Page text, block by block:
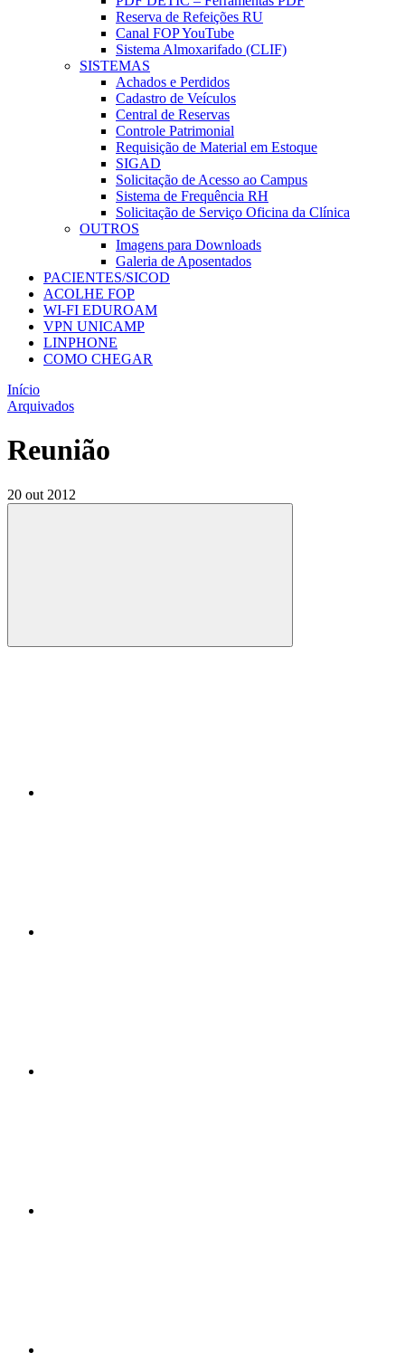
Reserva de Refeições RU
Canal FOP YouTube
Sistema Almoxarifado (CLIF)
SISTEMAS
Achados e Perdidos
Cadastro de Veículos
Central de Reservas
Controle Patrimonial
Requisição de Material em Estoque
SIGAD
Solicitação de Acesso ao Campus
Sistema de Frequência RH
Solicitação de Serviço Oficina da Clínica
OUTROS
Imagens para Downloads
Galeria de Aposentados
PACIENTES/SICOD
ACOLHE FOP
WI-FI EDUROAM
VPN UNICAMP
LINPHONE
COMO CHEGAR
Início
Arquivados
Reunião
20 out 2012
Compartilhar